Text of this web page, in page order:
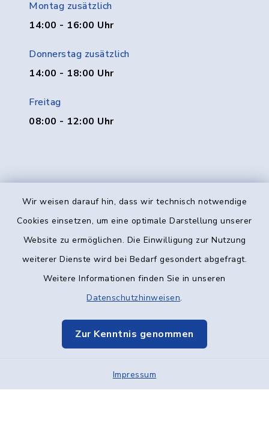
Wir weisen darauf hin, dass wir technisch notwendige
Cookies einsetzen, um eine optimale Darstellung unserer
Website zu ermöglichen. Die Einwilligung zur Nutzung
weiterer Dienste wird bei Bedarf gesondert abgefragt.
Weitere Informationen finden Sie in unseren
Datenschutzhinweisen.
Zur Kenntnis genommen
Impressum
Montag zusätzlich
14:00 - 16:00 Uhr
Donnerstag zusätzlich
14:00 - 18:00 Uhr
Freitag
08:00 - 12:00 Uhr
Kontakt
Datenschutz
Elektronische Kommunikation
Sitemap